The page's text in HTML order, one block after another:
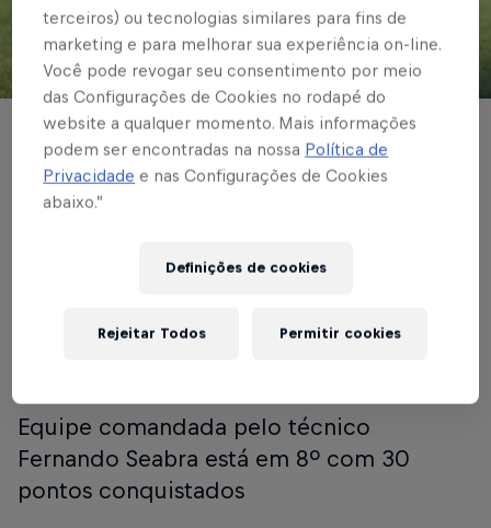
© Red Bull Bragantino
Em Bragança Paulista,
recebe o Sport pela
23ª rodada do
Equipe comandada pelo técnico
Fernando Seabra está em 8º com 30
pontos conquistados
terceiros) ou tecnologias similares para fins de
marketing e para melhorar sua experiência on-line.
Você pode revogar seu consentimento por meio
das Configurações de Cookies no rodapé do
website a qualquer momento. Mais informações
podem ser encontradas na nossa Política de
Privacidade e nas Configurações de Cookies
abaixo.”
Definições de cookies
Rejeitar Todos Permitir cookies